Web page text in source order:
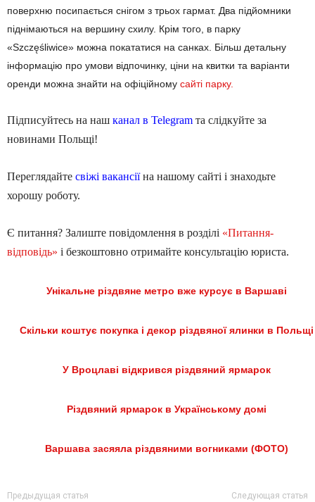
поверхню посипається снігом з трьох гармат. Два підйомники
піднімаються на вершину схилу. Крім того, в парку
«Szczęśliwice» можна покататися на санках. Більш детальну
інформацію про умови відпочинку, ціни на квитки та варіанти
оренди можна знайти на офіційному сайті парку.
Підписуйтесь на наш канал в Telegram та слідкуйте за
новинами Польщі!
Переглядайте свіжі вакансіїна нашому сайті і знаходьте
хорошу роботу.
Є питання? Залиште повідомлення в розділі «Питання-
відповідь» і безкоштовно отримайте консультацію юриста.
Унікальне різдвяне метро вже курсує в Варшаві
Скільки коштує покупка і декор різдвяної ялинки в Польщі
У Вроцлаві відкрився різдвяний ярмарок
Різдвяний ярмарок в Українському домі
Варшава засяяла різдвяними вогниками (ФОТО)
Предыдущая статья Следующая статья